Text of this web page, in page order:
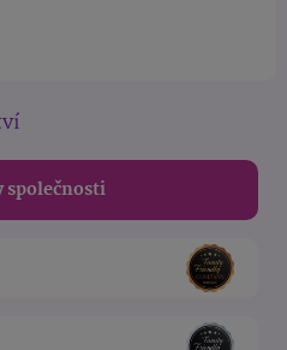
společnosti